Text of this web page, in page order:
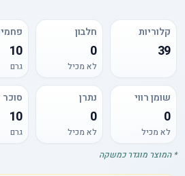
קלוריות
39
חלבון
0
לא מכיל
10
גרם
שומן רווי
0
לא מכיל
נתרן
0
לא מכיל
סוכר
10
גרם
* המוצר מוגדר כמשקה